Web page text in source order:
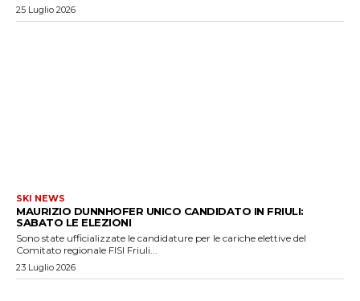
25 Luglio 2026
SKI NEWS
MAURIZIO DUNNHOFER UNICO CANDIDATO IN FRIULI:
SABATO LE ELEZIONI
Sono state ufficializzate le candidature per le cariche elettive del
Comitato regionale FISI Friuli...
23 Luglio 2026